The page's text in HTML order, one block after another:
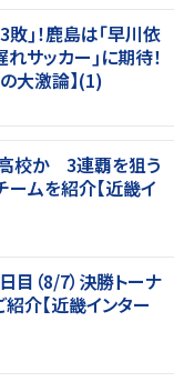
｣！鹿島は｢早川依
サッカー｣に期待！
大激論】(1)
校か 3連覇を狙う
ムを紹介【近畿イ
（8/7）決勝トーナ
介【近畿インター